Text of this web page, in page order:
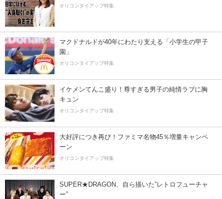
オリコンタイアップ特集
マクドナルドが40年にわたり支える「小学生の甲子
園」
オリコンタイアップ特集
イケメンてんこ盛り！尊すぎる男子の純情ラブに胸
キュン
オリコンタイアップ特集
大好評につき再び！ファミマ名物45％増量キャンペ
ーン
オリコンタイアップ特集
SUPER★DRAGON、自ら描いた”レトロフューチャ
ー”